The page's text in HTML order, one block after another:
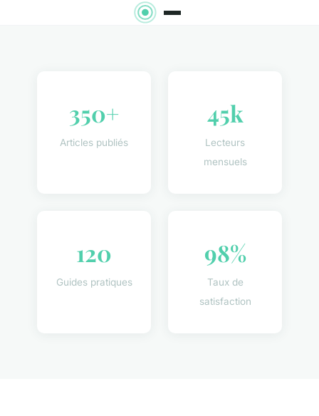
350+
Articles publiés
45k
Lecteurs
mensuels
120
Guides pratiques
98%
Taux de
satisfaction